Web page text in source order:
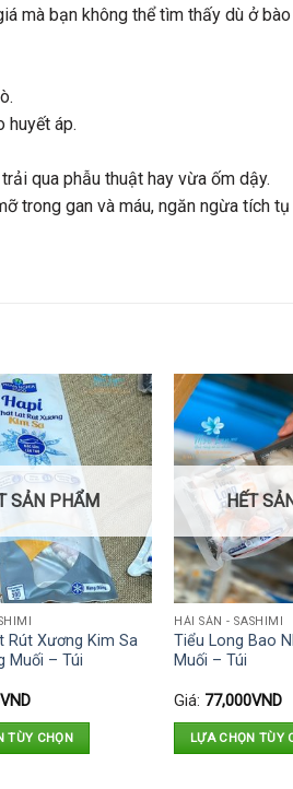
mà bạn không thể tìm thấy dù ở
huyết áp.
qua phẫu thuật hay vừa ốm dậy.
trong gan và máu, ngăn ngừa tích
SẢN PHẨM
Rút Xương Kim Sa
Muối – Túi
VND
TÙY CHỌN
HẾT
HẢI SẢN - SASHIMI
Tiểu Long Bao
Muối – Túi
Giá: 77,000VND
LỰA CHỌN TÙY